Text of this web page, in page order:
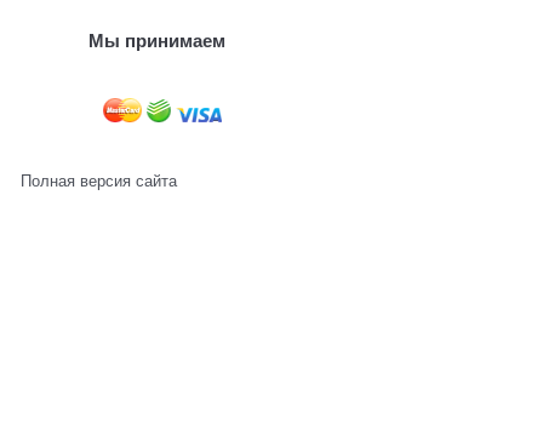
Мы принимаем
Полная версия сайта